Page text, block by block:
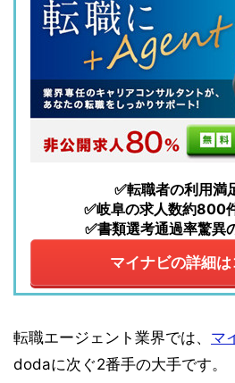
✅転職者の利用満
✅岐阜の求人数約800
✅書類選考通過率驚
マイナビの詳細は
転職エージェント業界では、 マ
dodaに次ぐ2番手の大手です。